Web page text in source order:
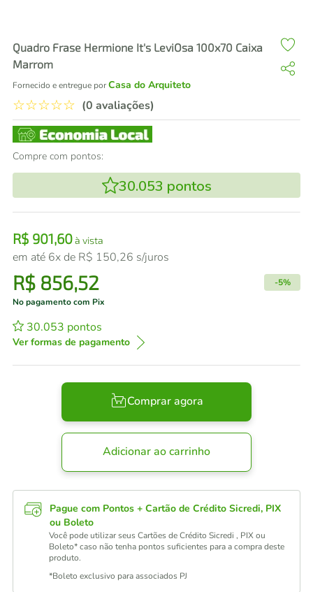
Quadro Frase Hermione It's LeviOsa 100x70 Caixa
Marrom
Fornecido e entregue porCasa do Arquiteto
☆☆☆☆☆ (0 avaliações)
Compre com pontos:
30.053 pontos
R$ 901,60à vista
em até 6x de R$ 150,26 s/juros
R$ 856,52 -5%
No pagamento com Pix
30.053 pontos
Ver formas de pagamento
Comprar agora
Adicionar ao carrinho
Pague com Pontos + Cartão de Crédito Sicredi, PIX
ou Boleto
Você pode utilizar seus Cartões de Crédito Sicredi , PIX ou
Boleto* caso não tenha pontos suficientes para a compra deste
produto.
*Boleto exclusivo para associados PJ